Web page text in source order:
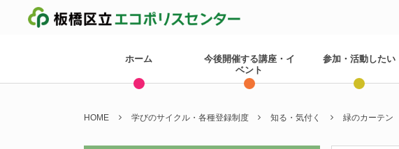
ホーム
今後開催する講座・イ
ベント
参加・活動したい
HOME 学びのサイクル・各種登録制度 知る・気付く 緑のカーテン